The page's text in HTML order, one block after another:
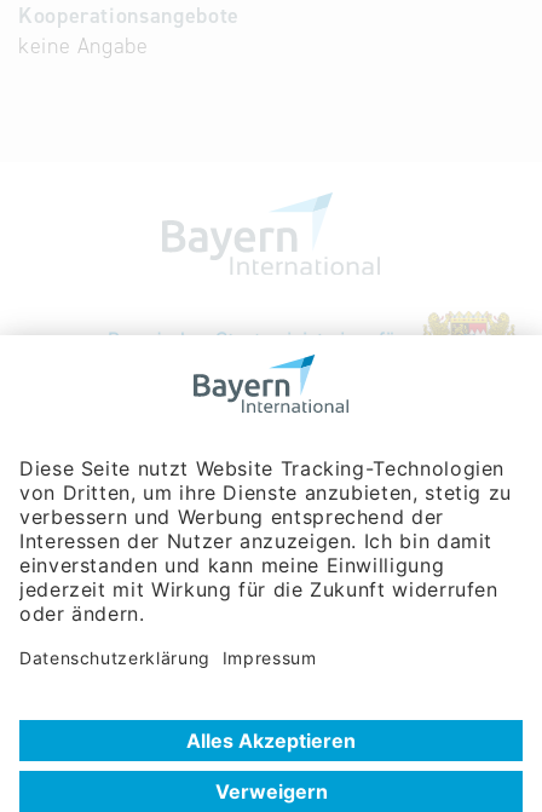
Kooperationsangebote
keine Angabe
Bayerische Gesellschaft für Internationale
Rosenheimer Str. 143C
81671 München
Tel:+49 180 5949260
(Festnetz 14 ct/min, Mobil max. 42 ct/min)
Hotline
Datenschutzerklärung
Nutzungsbedingungen
Häufig gestellte Fragen (FAQ)